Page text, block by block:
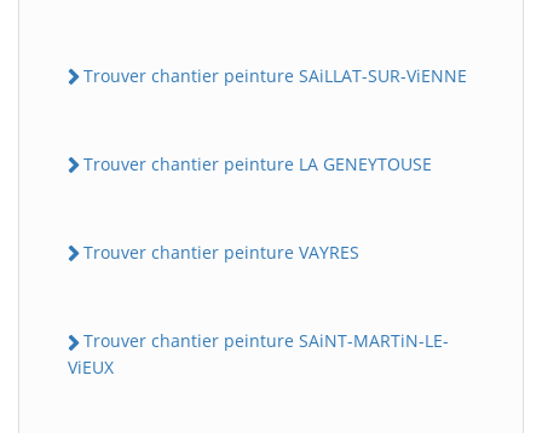
Trouver chantier peinture SAiLLAT-SUR-ViENNE
Trouver chantier peinture LA GENEYTOUSE
Trouver chantier peinture VAYRES
Trouver chantier peinture SAiNT-MARTiN-LE-
ViEUX